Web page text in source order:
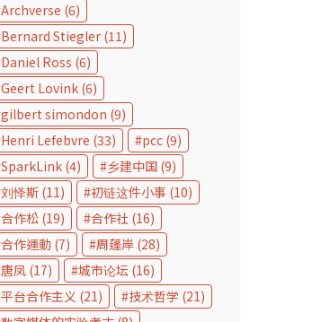
Archverse (6)
Bernard Stiegler (11)
Daniel Ross (6)
Geert Lovink (6)
gilbert simondon (9)
Henri Lefebvre (33) pcc (9)
SparkLink (4) 乡建中国 (9)
刘怿斯 (11) 初链这件小事 (10)
合作松 (19) 合作社 (16)
合作運動 (7) 周蓬岸 (28)
唐凤 (17) 城市论坛 (16)
平台合作主义 (21) 技术哲学 (21)